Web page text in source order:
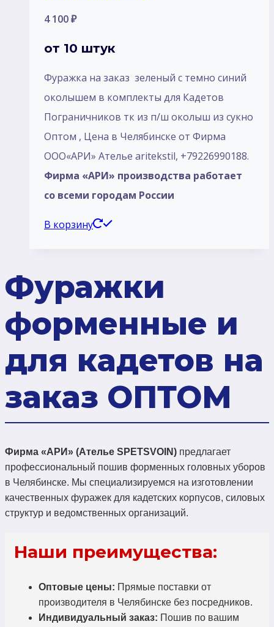
4 100₽
от 10 штук
Фуражка на заказ зеленый с темно синий
околышем в комплекты для Кадетов
Пограничников тк из п/ш околыш из сукно
Оптом , Цена в Челябинске от Фирма
ООО«АРИ» Ателье aritekstil, +79226990188.
Фирма «АРИ» производства работает
со всеми городам России
В корзину
Фуражки
форменные и
для кадетов на
заказ ОПТОМ
Фирма «АРИ» (Ателье SPETSVOIN) предлагает
профессиональный пошив форменных головных уборов
в Челябинске. Мы специализируемся на изготовлении
качественных фуражек для кадетских корпусов, силовых
структур и ведомственных организаций.
Наши преимущества:
Оптовые цены: Прямые поставки от
производителя в Челябинске без посредников.
Индивидуальный заказ: Пошив по вашим